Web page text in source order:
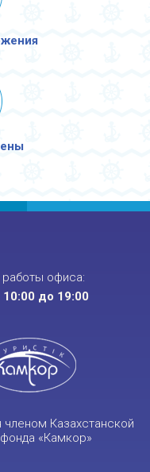
работы офиса:
до 19:00
членом Казахстанской
«Камкор»